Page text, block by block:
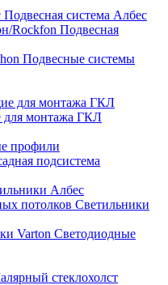
Подвесная система Албес
Подвесная
Подвесные системы
монтажа ГКЛ
профили
подсистема
Албес
Светильники
Светодиодные
стеклохолст